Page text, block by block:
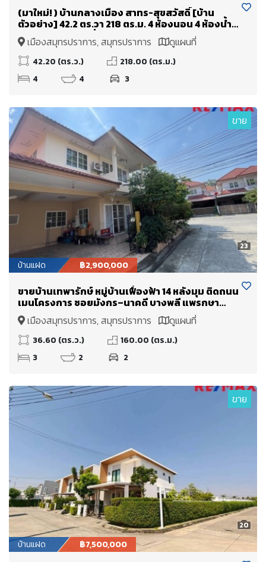
(มาใหม่! ) บ้านกลางเมือง สาทร-สุขสวัสดิ์ [บ้าน
ตัวอย่าง] 42.2 ตร.วา 218 ตร.ม. 4 ห้องนอน 4 ห้องน้ำ +
1 ห้องทำงาน 3-4 ที่จอดรถ
เมืองสมุทรปราการ, สมุทรปราการ ดูแผนที่
42.20 (ตร.ว.)
218.00 (ตร.ม.)
4
4 3
23
ขาย
บ้านแฝด ฿2,900,000
ขายบ้านเทพารักษ์ หมู่บ้านเฟื่องฟ้า 14 หลังมุม ติดถนน
เมนโครงการ ซอยมังกร–นาคดี บางพลี แพรกษา
สมุทรปราการ
เมืองสมุทรปราการ, สมุทรปราการ ดูแผนที่
36.60 (ตร.ว.)
160.00 (ตร.ม.)
3
2 2
20
ขาย
บ้านแฝด ฿7,500,000